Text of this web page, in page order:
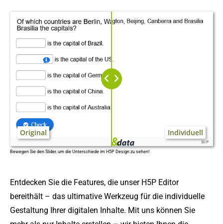
Original Individuell
Bewegen Sie den Slider, um die Unterschiede im H5P Design zu sehen!
Entdecken Sie die Features, die unser H5P Editor
bereithält – das ultimative Werkzeug für die individuelle
Gestaltung Ihrer digitalen Inhalte. Mit uns können Sie